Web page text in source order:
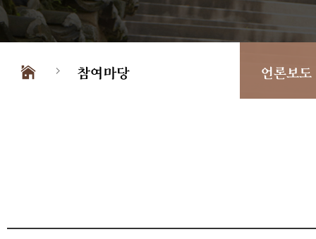
참여마당 언론보도